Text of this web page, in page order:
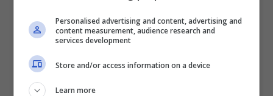
Hai mai notato questo occhiello
dietro le camicie? Ti rivelo a cosa
serve, ti sorprenderò
Personalised advertising and content, advertising and
content measurement, audience research and
services development
Store and/or access information on a device
Learn more